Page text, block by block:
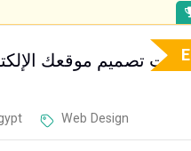
تصميم موقعك الإلكتروني
Web Design